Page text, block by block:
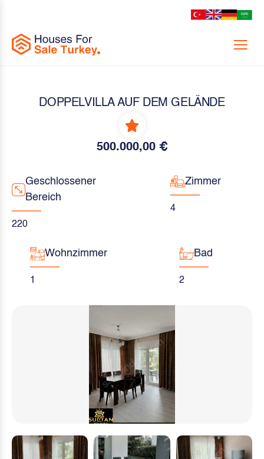
Menu
DOPPELVILLA AUF DEM GELÄNDE
500.000,00 €
Geschlossener
Bereich
220
Zimmer
4
Wohnzimmer
1
Bad
2